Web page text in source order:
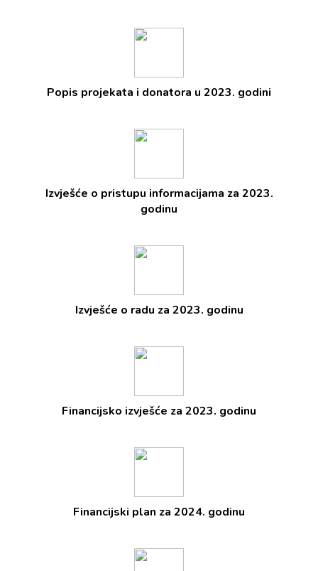
Popis projekata i donatora u 2023. godini
Izvješće o pristupu informacijama za 2023.
godinu
Izvješće o radu za 2023. godinu
Financijsko izvješće za 2023. godinu
Financijski plan za 2024. godinu